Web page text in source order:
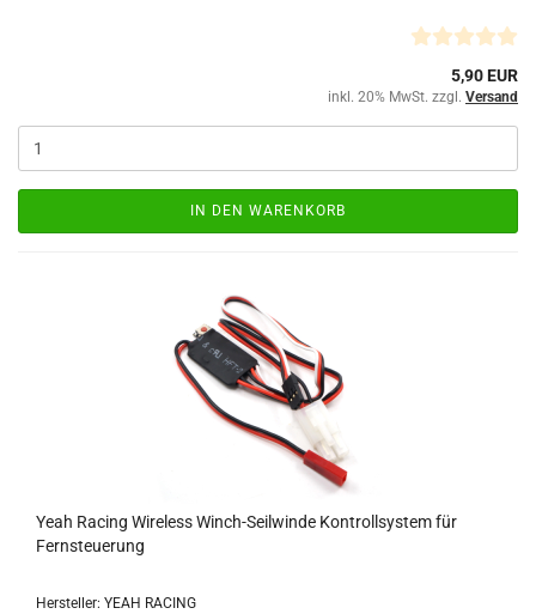
5,90 EUR
inkl. 20% MwSt. zzgl. Versand
IN DEN WARENKORB
Yeah Racing Wireless Winch-Seilwinde Kontrollsystem für
Fernsteuerung
Hersteller: YEAH RACING